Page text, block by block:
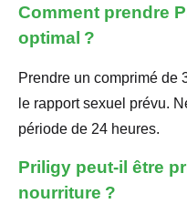
Comment prendre
optimal ?
Prendre un comprimé de
le rapport sexuel prévu.
période de 24 heures.
Priligy peut-il être
nourriture ?